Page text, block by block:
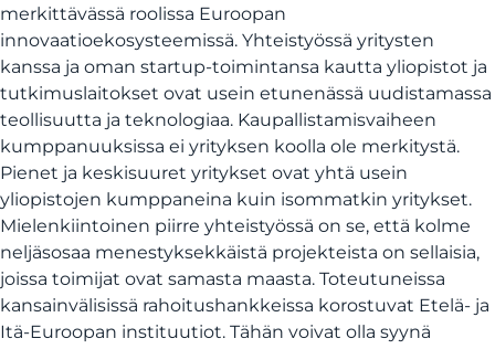
merkittävässä roolissa Euroopan
innovaatioekosysteemissä. Yhteistyössä yritysten
kanssa ja oman startup-toimintansa kautta yliopistot ja
tutkimuslaitokset ovat usein etunenässä uudistamassa
teollisuutta ja teknologiaa. Kaupallistamisvaiheen
kumppanuuksissa ei yrityksen koolla ole merkitystä.
Pienet ja keskisuuret yritykset ovat yhtä usein
yliopistojen kumppaneina kuin isommatkin yritykset.
Mielenkiintoinen piirre yhteistyössä on se, että kolme
neljäsosaa menestyksekkäistä projekteista on sellaisia,
joissa toimijat ovat samasta maasta. Toteutuneissa
kansainvälisissä rahoitushankkeissa korostuvat Etelä- ja
Itä-Euroopan instituutiot. Tähän voivat olla syynä